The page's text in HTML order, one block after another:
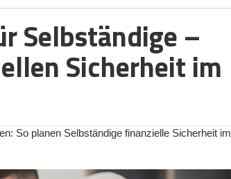
wichtigen Einfluss auf die
die Finanzierungsentscheidungen von Start-
müssen bei der Wahl der Finanzierungsart
bei Start-ups
Finanzplanung von Start-ups. Doch
was genau
gemeint, dass der Wert des Geldes über die Zeit
gespartes Kapital als auch für Kredite.
Selbständige –
Sicherheit im
So planen Selbständige finanzielle Sicherheit im